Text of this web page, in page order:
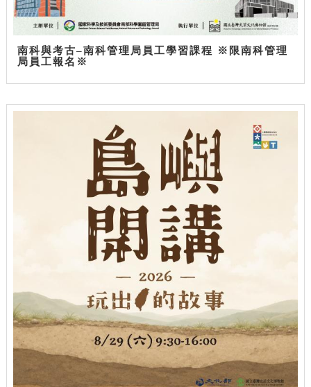
南科與考古–南科管理局員工學習課程 ※限南科管理
局員工報名※